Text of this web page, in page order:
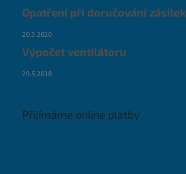
Opatření při doručování zásilek
20.3.2020
Výpočet ventilátoru
29.5.2018
Přijímáme online platby